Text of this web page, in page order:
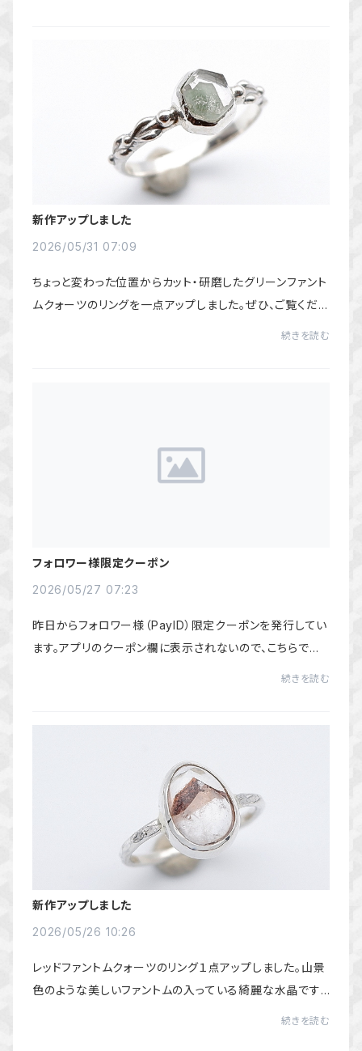
新作アップしました
2026/05/31 07:09
ちょっと変わった位置からカット・研磨したグリーンファント
ムクォーツのリングを一点アップしました。ぜひ、ご覧くださ
続きを読む
フォロワー様限定クーポン
2026/05/27 07:23
昨日からフォロワー様（PayID）限定クーポンを発行してい
ます。アプリのクーポン欄に表示されないので、こちらでも
続きを読む
新作アップしました
2026/05/26 10:26
レッドファントムクォーツのリング１点アップしました。山景
色のような美しいファントムの入っている綺麗な水晶です。
続きを読む